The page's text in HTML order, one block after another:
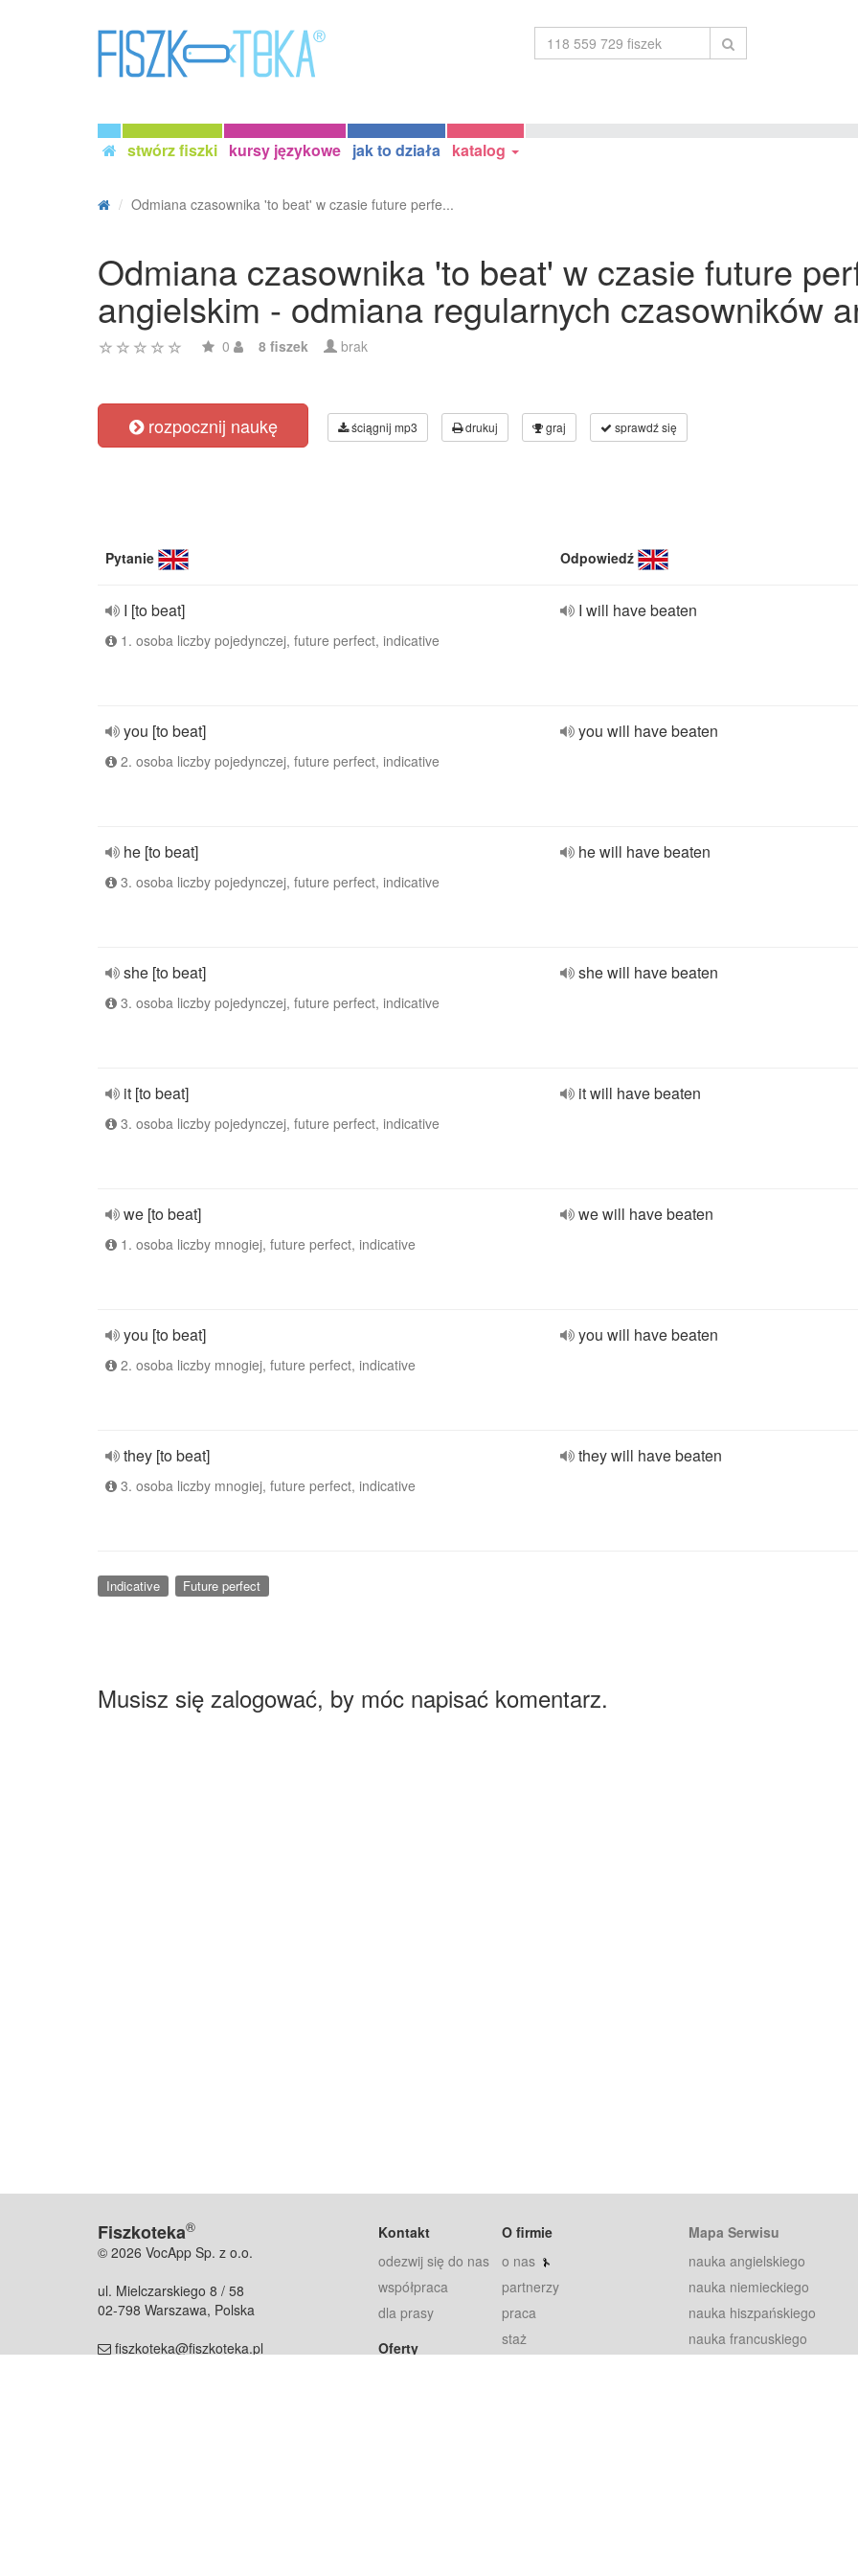
stwórz fiszki kursy językowe jak to działa katalog
Odmiana czasownika 'to beat' w czasie future perfe...
Odmiana czasownika 'to beat' w czasie future
angielskim - odmiana regularnych czasowników
0 8 fiszek brak
rozpocznij naukę ściągnij mp3 drukuj graj sprawdź się
Pytanie Odpowiedź
I [to beat]
1. osoba liczby pojedynczej, future perfect, indicative
I will have beaten
you [to beat]
2. osoba liczby pojedynczej, future perfect, indicative
you will have beaten
he [to beat]
3. osoba liczby pojedynczej, future perfect, indicative
he will have beaten
she [to beat]
3. osoba liczby pojedynczej, future perfect, indicative
she will have beaten
it [to beat]
3. osoba liczby pojedynczej, future perfect, indicative
it will have beaten
we [to beat]
1. osoba liczby mnogiej, future perfect, indicative
we will have beaten
you [to beat]
2. osoba liczby mnogiej, future perfect, indicative
you will have beaten
they [to beat]
3. osoba liczby mnogiej, future perfect, indicative
they will have beaten
Indicative Future perfect
Musisz się zalogować, by móc napisać komentarz.
Fiszkoteka®
© 2026 VocApp Sp. z o.o.
ul. Mielczarskiego 8 / 58
02-798 Warszawa, Polska
fiszkoteka@fiszkoteka.pl
Kontakt
odezwij się do nas
współpraca
dla prasy
Oferty
O firmie
o nas
partnerzy
praca
staż
Mapa Serwisu
nauka angielskiego
nauka niemieckiego
nauka hiszpańskiego
nauka francuskiego